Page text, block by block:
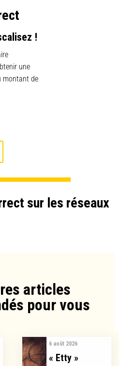
!
une
montant de
sur les réseaux
articles
pour vous​
6 août 2026
« Etty »